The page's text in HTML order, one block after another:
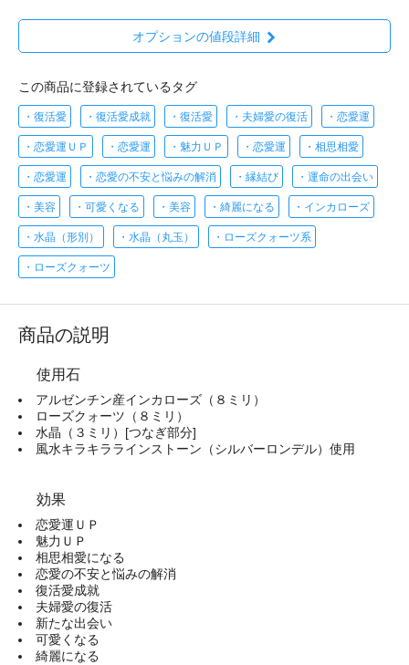
オプションの値段詳細
この商品に登録されているタグ
・復活愛 ・復活愛成就 ・復活愛 ・夫婦愛の復活 ・恋愛運
・恋愛運ＵＰ ・恋愛運 ・魅力ＵＰ ・恋愛運 ・相思相愛
・恋愛運 ・恋愛の不安と悩みの解消 ・縁結び ・運命の出会い
・美容 ・可愛くなる ・美容 ・綺麗になる ・インカローズ
・水晶（形別） ・水晶（丸玉） ・ローズクォーツ系
・ローズクォーツ
商品の説明
使用石
アルゼンチン産インカローズ（８ミリ）
ローズクォーツ（８ミリ）
水晶（３ミリ）[つなぎ部分]
風水キラキララインストーン（シルバーロンデル）使用
効果
恋愛運ＵＰ
魅力ＵＰ
相思相愛になる
恋愛の不安と悩みの解消
復活愛成就
夫婦愛の復活
新たな出会い
可愛くなる
綺麗になる